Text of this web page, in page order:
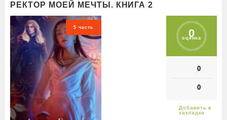
РЕКТОР МОЕЙ МЕЧТЫ. КНИГА 2
5 часть 0
оценка
0
0